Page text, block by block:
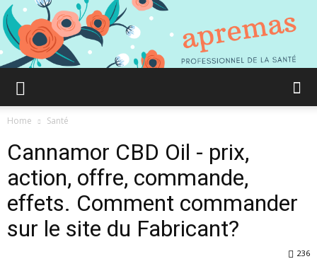
Comment
gagner
Home Santé
Cannamor CBD Oil - prix,
action, offre, commande,
effets. Comment commander
sur le site du Fabricant?
236